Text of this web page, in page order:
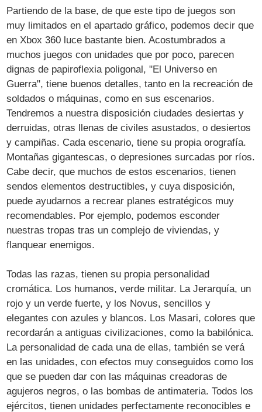
Partiendo de la base, de que este tipo de juegos son
muy limitados en el apartado gráfico, podemos decir que
en Xbox 360 luce bastante bien. Acostumbrados a
muchos juegos con unidades que por poco, parecen
dignas de papiroflexia poligonal, "El Universo en
Guerra", tiene buenos detalles, tanto en la recreación de
soldados o máquinas, como en sus escenarios.
Tendremos a nuestra disposición ciudades desiertas y
derruidas, otras llenas de civiles asustados, o desiertos
y campiñas. Cada escenario, tiene su propia orografía.
Montañas gigantescas, o depresiones surcadas por ríos.
Cabe decir, que muchos de estos escenarios, tienen
sendos elementos destructibles, y cuya disposición,
puede ayudarnos a recrear planes estratégicos muy
recomendables. Por ejemplo, podemos esconder
nuestras tropas tras un complejo de viviendas, y
flanquear enemigos.
Todas las razas, tienen su propia personalidad
cromática. Los humanos, verde militar. La Jerarquía, un
rojo y un verde fuerte, y los Novus, sencillos y
elegantes con azules y blancos. Los Masari, colores que
recordarán a antiguas civilizaciones, como la babilónica.
La personalidad de cada una de ellas, también se verá
en las unidades, con efectos muy conseguidos como los
que se pueden dar con las máquinas creadoras de
agujeros negros, o las bombas de antimateria. Todos los
ejércitos, tienen unidades perfectamente reconocibles e